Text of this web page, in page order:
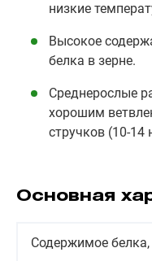
низкие
Высокое
белка в зерне.
Среднерослые
хорошим
стручков (10-14
Основная
Содержимое белка,